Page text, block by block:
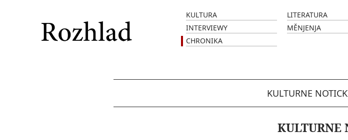
KULTURA
LITERATURA
INTERVIEWY
MĚNJENJA
CHRONIKA
KULTURNE
KULTURNE